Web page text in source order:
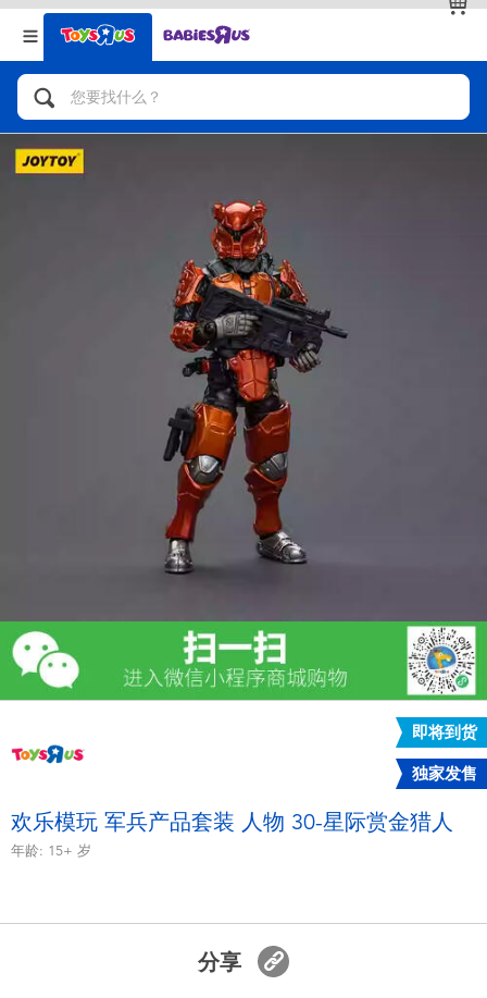
返回
分类目录
人气英雄，角色扮演，射击玩具
拼砌组合及乐高LEGO
玩具车，货车，火车及遥控系列
手工艺，文具，蜡笔，泥胶，画板
娃娃，芭比，收藏公仔
游戏及拼图系列
益智学习玩具
户外及运动产品
派对用品
模仿，化妆及造型系列
夏日
返回
品牌
查看全部
即将到货
独家发售
欢乐模玩 军兵产品套装 人物 30-星际赏金猎人
年龄: 15+ 岁
分享